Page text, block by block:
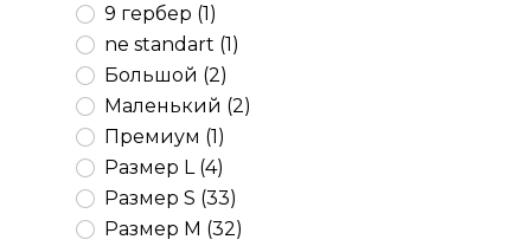
9 гербер (1)
ne standart (1)
Большой (2)
Маленький (2)
Премиум (1)
Размер L (4)
Размер S (33)
Размер М (32)